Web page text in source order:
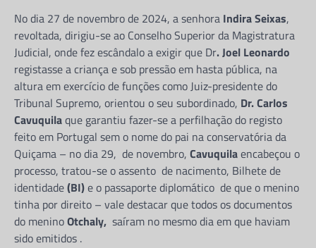
No dia 27 de novembro de 2024, a senhora Indira Seixas,
revoltada, dirigiu-se ao Conselho Superior da Magistratura
Judicial, onde fez escândalo a exigir que Dr. Joel Leonardo
registasse a criança e sob pressão em hasta pública, na
altura em exercício de funções como Juiz-presidente do
Tribunal Supremo, orientou o seu subordinado, Dr. Carlos
Cavuquilaque garantiu fazer-se a perfilhação do registo
feito em Portugal sem o nome do pai na conservatória da
Quiçama – no dia 29, de novembro, Cavuquilaencabeçou o
processo, tratou-se o assento de nacimento, Bilhete de
identidade(BI)e o passaporte diplomático de que o menino
tinha por direito – vale destacar que todos os documentos
do meninoOtchaly, saíram no mesmo dia em que haviam
sido emitidos .